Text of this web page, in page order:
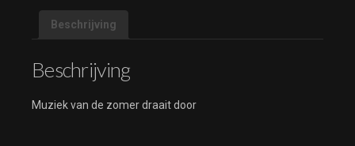
Beschrijving
Beschrijving
Muziek van de zomer draait door